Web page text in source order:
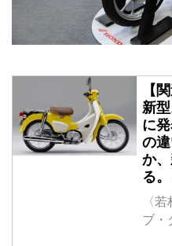
【
新
に
の
か
る
〈
ブ・